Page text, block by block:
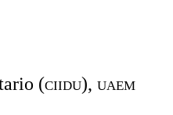
(ciidu), uaem